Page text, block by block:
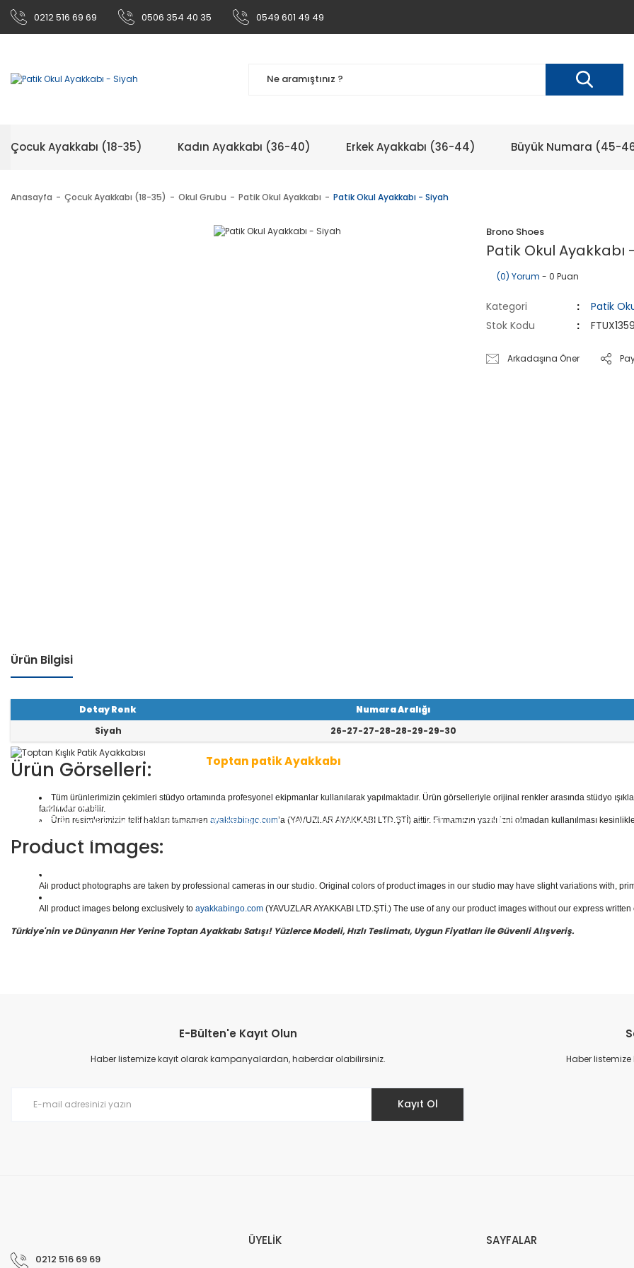
0212 516 69 69 0506 354 40 35 0549 601 49 49
Çocuk Ayakkabı (18-35) Kadın Ayakkabı (36-40) Erkek Ayakkabı (36-44) Büyük Numara (45-
Anasayfa Çocuk Ayakkabı (18-35) Okul Grubu Patik Okul Ayakkabı Patik Okul Ayakkabı - Siyah
Brono Shoes
Patik Okul Ayakkabı
(0) Yorum - 0 Puan
Kategori
Patik
Stok Kodu
FTUX1359
Arkadaşına Öner
Ürün Bilgisi
Detay Renk Numara Aralığı
Siyah
26-27-27-28-28-29-29-30
Toptan patik Ayakkabı
1 seri içinde8çift ayakkabı bulunur. Toptan Patik Ayakkabı
kategorisinde; Botlar, Çizmeler, K
aliteli Deri Ayakkabılar, Spor Ayakkabılar, Günlük Deri Ayakkabılar, Keten - Kot Ayakkabılar v
e daha binlerce model patik ayakkabısı mevcuttur.
Yüzlerce modeli, hızlı teslimatı, uygun
n doğru adresi Yavuzlar Ayakkabı!
Ürün Görselleri:
Tüm ürünlerimizin çekimleri stüdyo ortamında profesyonel ekipmanlar kullanılarak yapılmaktadır. Ürün görselleriyle orijinal renkler arasında stüdyo
farklılıklar olabilir.
Ürün resimlerimizin telif hakları tamamen ayakkabingo.com’a (YAVUZLAR AYAKKABI LTD.ŞTİ) aittir. Firmamızın yazılı izni olmadan kullanılması
Product Images:
All product photographs are taken by professional cameras in our studio. Original colors of product images in our studio may have slight variations with,
All product images belong exclusively to ayakkabingo.com (YAVUZLAR AYAKKABI LTD.ŞTİ.) The use of any our product images without our express
Türkiye'nin ve Dünyanın Her Yerine Toptan Ayakkabı Satışı! Yüzlerce Modeli, Hızlı Teslimatı, Uygun Fiyatları ile Güvenli Alışveriş.
E-Bülten'e Kayıt Olun
Haber listemize kayıt olarak kampanyalardan, haberdar olabilirsiniz.
Kayıt Ol
Haber
0212 516 69 69
ÜYELİK SAYFALAR